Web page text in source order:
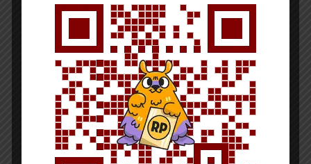
BERITA KAMPUS
BPDP Sosialisasikan Lomba Riset
Mahasiswa 2026, Dorong Inovasi
Penelitian dalam Sektor
Perkebunan